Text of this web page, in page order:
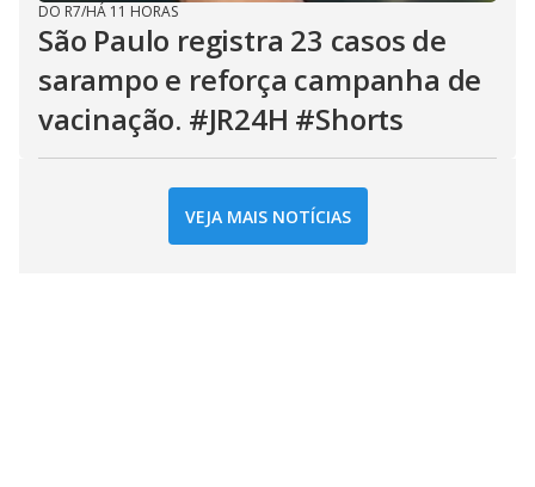
DO R7/HÁ 11 HORAS
São Paulo registra 23 casos de
sarampo e reforça campanha de
vacinação. #JR24H #Shorts
VEJA MAIS NOTÍCIAS